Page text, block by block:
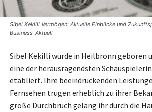
Sibel Kekilli Vermögen: Aktuelle Einblicke und
Business-Aktuell
Sibel Kekilli wurde in Heilbronn geboren
eine der herausragendsten
etabliert. Ihre beeindruckenden
Fernsehen trugen erheblich zu ihrer
große Durchbruch gelang ihr durch die